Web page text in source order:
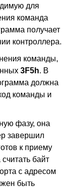
для
команда
получает
контроллера.
команды,
3F5h. В
должна
команды и
фазу, она
завершил
к приему
байт
с адресом
быть